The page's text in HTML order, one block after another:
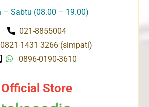
– Sabtu (08.00 – 19.00)
021-8855004
1431 3266 (simpati)
0896-0190-3610
Official Store